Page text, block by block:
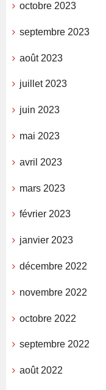
octobre 2023
septembre 2023
août 2023
juillet 2023
juin 2023
mai 2023
avril 2023
mars 2023
février 2023
janvier 2023
décembre 2022
novembre 2022
octobre 2022
septembre 2022
août 2022